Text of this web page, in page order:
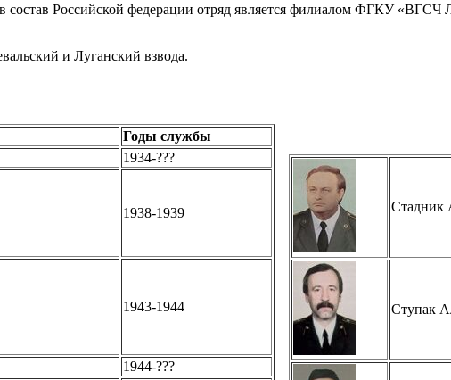
состав Российской федерации отряд является филиалом ФГКУ
и Луганский взвода.
Годы службы
1934-???
1938-1939
1943-1944
1944-???
Стадник
Ступак